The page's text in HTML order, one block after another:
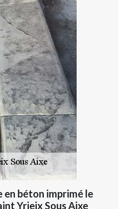
en béton imprimé le
Yrieix Sous Aixe